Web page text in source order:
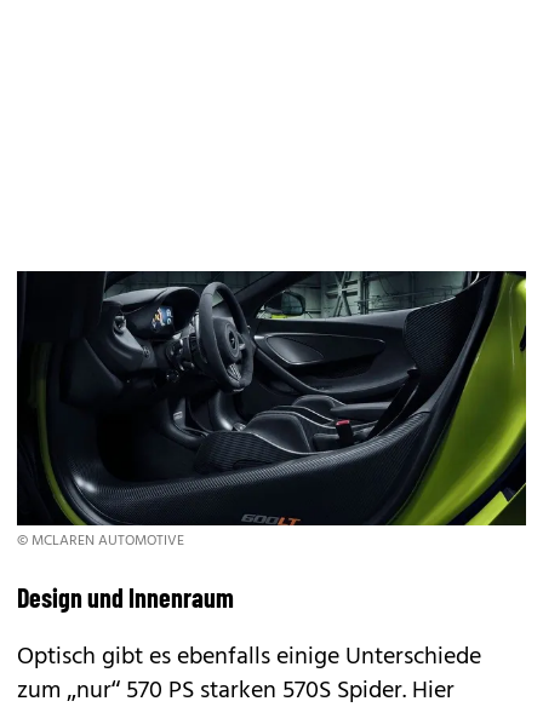
© MCLAREN AUTOMOTIVE
Design und Innenraum
Optisch gibt es ebenfalls einige Unterschiede
zum „nur“ 570 PS starken 570S Spider. Hier